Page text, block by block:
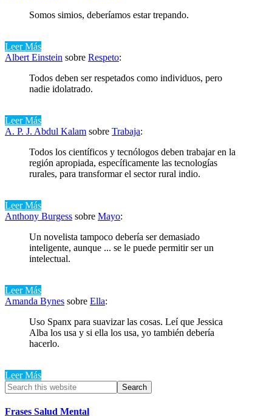
Somos simios, deberíamos estar trepando.
Leer Más
Albert Einstein sobre Respeto:
Todos deben ser respetados como individuos, pero
nadie idolatrado.
Leer Más
A. P. J. Abdul Kalam sobre Trabaja:
Todos los científicos y tecnólogos deben trabajar en la
región apropiada, específicamente las tecnologías
rurales, para transformar el sector rural indio.
Leer Más
Anthony Burgess sobre Mayo:
Un novelista tampoco debería ser demasiado
inteligente, aunque ... se le puede permitir ser un
intelectual.
Leer Más
Amanda Bynes sobre Ella:
Uso Spanx para suavizar las cosas. Leí que Jessica
Alba los usa y si ella los usa, yo también debería
hacerlo.
Leer Más
Primary
Sidebar
Search
this
website
Frases Salud Mental